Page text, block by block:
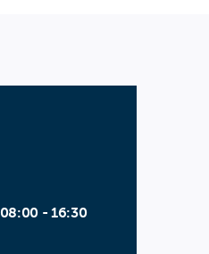
08:00 - 16:30